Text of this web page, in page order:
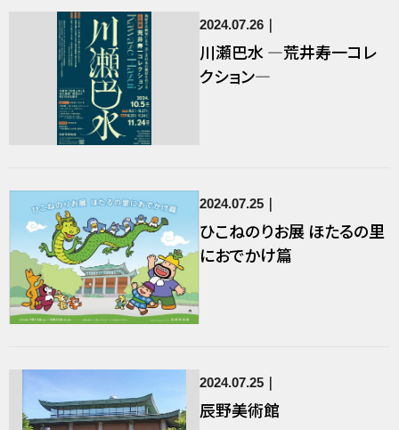
2024.07.26
川瀬巴水 ―荒井寿一コレ
クション―
2024.07.25
ひこねのりお展 ほたるの里
におでかけ篇
2024.07.25
辰野美術館